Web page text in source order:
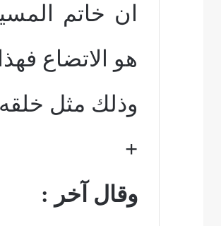
ان خاتم
هو الاتضاع
وذلك مثل
+
وقال آخر :